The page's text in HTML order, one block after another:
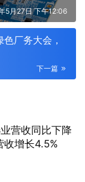
5月27日 下午12:06
厂务大会，
下一篇
营收同比下降
收增长4.5%